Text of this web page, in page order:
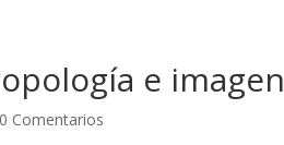
e imagen
0 Comentarios